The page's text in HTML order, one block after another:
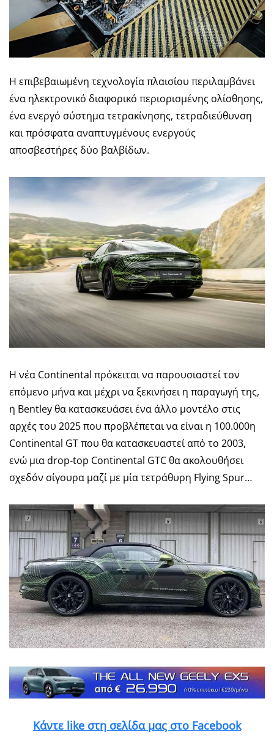
Η επιβεβαιωμένη τεχνολογία πλαισίου περιλαμβάνει
ένα ηλεκτρονικό διαφορικό περιορισμένης ολίσθησης,
ένα ενεργό σύστημα τετρακίνησης, τετραδιεύθυνση
και πρόσφατα αναπτυγμένους ενεργούς
αποσβεστήρες δύο βαλβίδων.
Η νέα Continental πρόκειται να παρουσιαστεί τον
επόμενο μήνα και μέχρι να ξεκινήσει η παραγωγή της,
η Bentley θα κατασκευάσει ένα άλλο μοντέλο στις
αρχές του 2025 που προβλέπεται να είναι η 100.000η
Continental GT που θα κατασκευαστεί από το 2003,
ενώ μια drop-top Continental GTC θα ακολουθήσει
σχεδόν σίγουρα μαζί με μία τετράθυρη Flying Spur…
Κάντε like στη σελίδα μας στο Facebook